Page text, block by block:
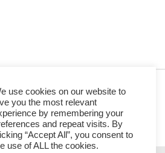
use cookies on our website to
you the most relevant
by remembering your
and repeat visits. By
“Accept All”, you consent to
use of ALL the cookies.